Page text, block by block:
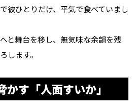
彼ひとりだけ、平気で食べていまし
と舞台を移し、無気味な余韻を残
します。
す「人面すいか」